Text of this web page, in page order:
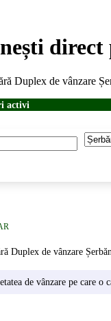
Duplex de vânzare
activi
Duplex de vânzare
de vânzare pe care o